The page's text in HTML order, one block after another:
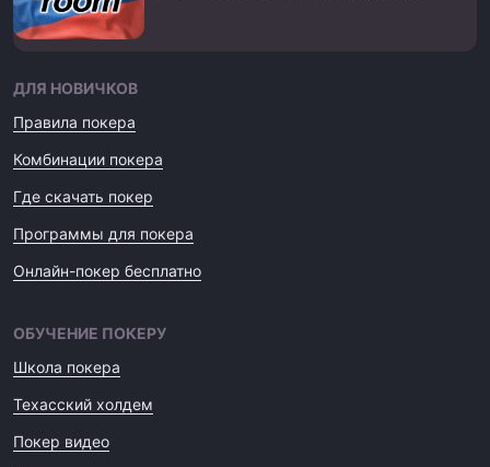
ДЛЯ НОВИЧКОВ
Правила покера
Комбинации покера
Где скачать покер
Программы для покера
Онлайн-покер бесплатно
ОБУЧЕНИЕ ПОКЕРУ
Школа покера
Техасский холдем
Покер видео